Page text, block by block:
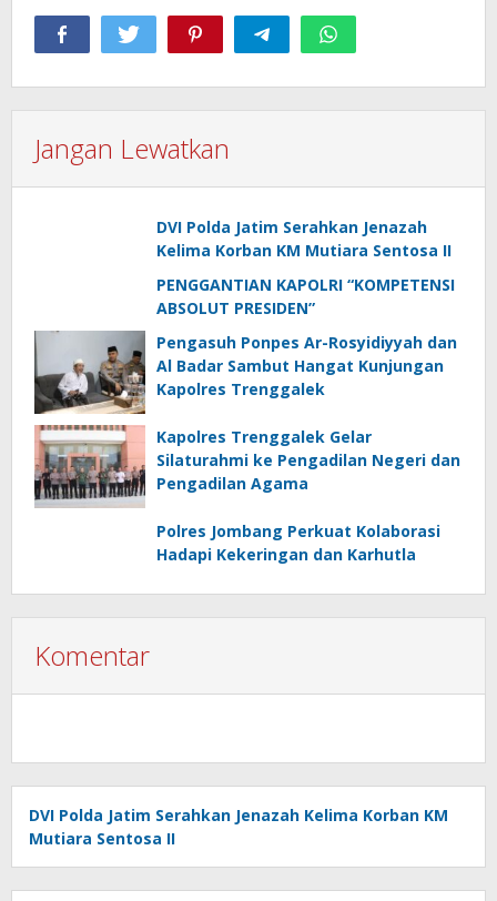
Jangan Lewatkan
DVI Polda Jatim Serahkan Jenazah
Kelima Korban KM Mutiara Sentosa II
PENGGANTIAN KAPOLRI “KOMPETENSI
ABSOLUT PRESIDEN”
Pengasuh Ponpes Ar-Rosyidiyyah dan
Al Badar Sambut Hangat Kunjungan
Kapolres Trenggalek
Kapolres Trenggalek Gelar
Silaturahmi ke Pengadilan Negeri dan
Pengadilan Agama
Polres Jombang Perkuat Kolaborasi
Hadapi Kekeringan dan Karhutla
Komentar
DVI Polda Jatim Serahkan Jenazah Kelima Korban KM
Mutiara Sentosa II